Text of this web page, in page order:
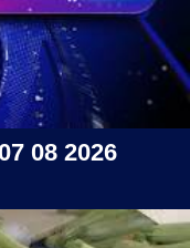
08 2026